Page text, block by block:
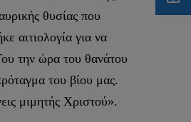
θυσίας που
αιτιολογία για να
την ώρα του θανάτου
του βίου μας.
μιμητής Χριστού».